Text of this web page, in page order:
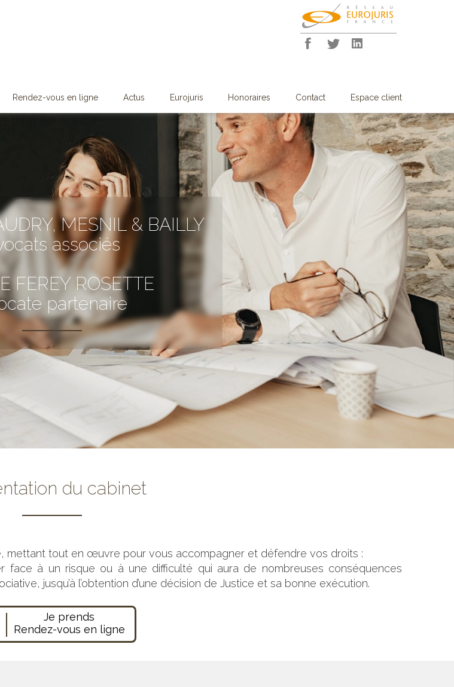
Rendez-vous en ligne Actus Eurojuris Honoraires Contact Espace client
MESNIL & BAILLY
associés
FEREY ROSETTE
partenaire
du cabinet
mettant tout en œuvre pour vous accompagner et défendre vos droits :
face à un risque ou à une difficulté qui aura de nombreuses conséquences
jusqu’à l’obtention d’une décision de Justice et sa bonne exécution.
Je prends
Rendez-vous en ligne